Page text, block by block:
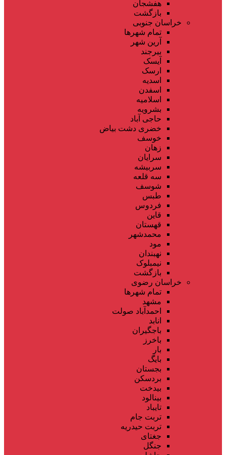
هفشجان
بازگشت
خراسان جنوبی
تمام شهر‌ها
آرین شهر
بیرجند
آیسک
ارسک
اسدیه
اسفدن
اسلامیه
بشرویه
حاجی آباد
خضری دشت بیاض
خوسف
زهان
سرایان
سربیشه
سه قلعه
شوسف
طبس
فردوس
قاین
قهستان
محمدشهر
مود
نهبندان
نیمبلوک
بازگشت
خراسان رضوی
تمام شهر‌ها
مشهد
احمدآباد صولت
انابد
باجگیران
باخرز
بار
بایگ
بجستان
بردسکن
بیدخت
بینالود
تایباد
تربت جام
تربت حیدریه
جغتای
جنگل